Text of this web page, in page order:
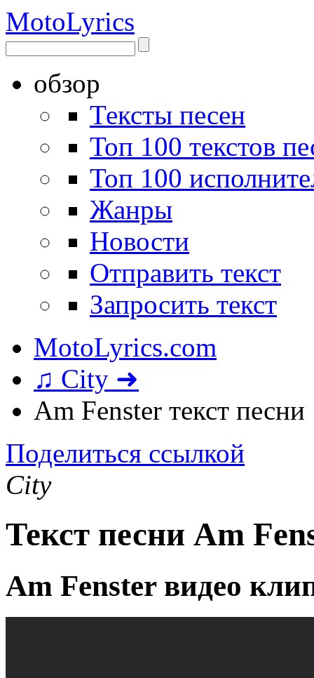
MotoLyrics
обзор
Тексты песен
Топ 100 текстов
Топ 100
Жанры
Новости
Отправить текст
Запросить текст
MotoLyrics.com
♫ City ➜
Am Fenster текст песни
Поделиться ссылкой
City
Текст песни Am
Am Fenster видео